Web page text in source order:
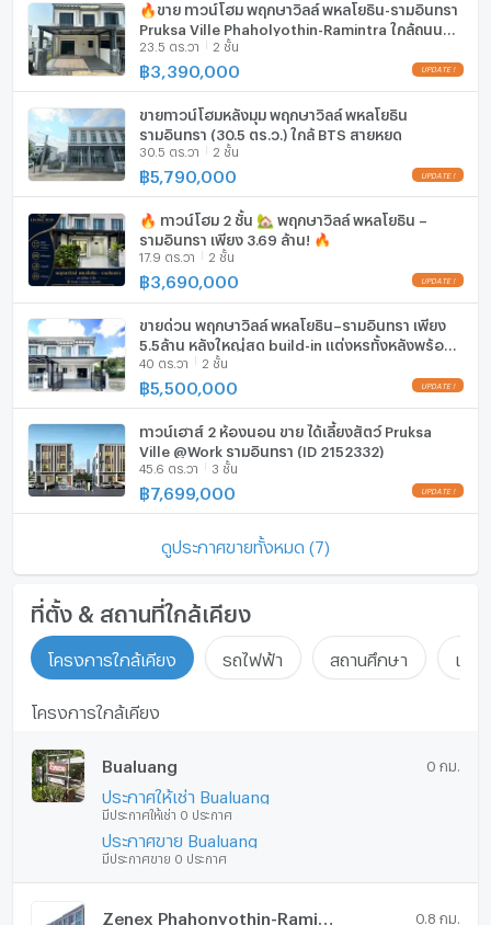
ลิฟท์
ที่จอดรถ
มีอินเตอร์เน็ตไร้สาย (Wi-Fi) ในห้องพัก
กล้องวงจรปิด (CCTV)
สระว่ายน้ำ
โรงยิม / ฟิตเนส
ห้องสตรีม
EV-Charger
เครื่องซักผ้า
ไมโครเวฟ
🔥ขาย ทาวน์โฮม พฤกษาวิลล์ พหลโยธิน-รามอินทรา
Pruksa Ville Phaholyothin-Ramintra ใกล้ถนน
เทพรักษ์
23.5 ตร.วา 2 ชั้น
฿3,390,000
ขายทาวน์โฮมหลังมุม พฤกษาวิลล์ พหลโยธิน
รามอินทรา (30.5 ตร.ว.) ใกล้ BTS สายหยุด
30.5 ตร.วา 2 ชั้น
฿5,790,000
🔥 ทาวน์โฮม 2 ชั้น 🏡 พฤกษาวิลล์ พหลโยธิน –
รามอินทรา เพียง 3.69 ล้าน! 🔥
17.9 ตร.วา 2 ชั้น
฿3,690,000
ขายด่วน พฤกษาวิลล์ พหลโยธิน–รามอินทรา เพียง
5.5ล้าน หลังใหญ่สุด build-in แต่งหรูทั้งหลังพร้อม
เฟอร์ พร้อมเข้าอยู่ ในราคาที่ไม่ควรพลาด
40 ตร.วา 2 ชั้น
฿5,500,000
ทาวน์เฮาส์ 2 ห้องนอน ขาย ได้เลี้ยงสัตว์ Pruksa
Ville @Work รามอินทรา (ID 2152332)
45.6 ตร.วา 3 ชั้น
฿7,699,000
ดูประกาศขายทั้งหมด (7)
ที่ตั้ง & สถานที่ใกล้เคียง
โครงการใกล้เคียง รถไฟฟ้า สถานศึกษา แหล่
โครงการใกล้เคียง
Bualuang 0 กม.
ประกาศให้เช่า Bualuang
มีประกาศให้เช่า 0 ประกาศ
ประกาศขาย Bualuang
มีประกาศขาย 0 ประกาศ
0.8 กม.